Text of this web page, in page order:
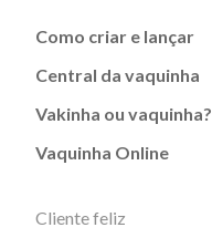
Como criar e lançar
Central da vaquinha
Vakinha ou vaquinha?
Vaquinha Online
Cliente feliz